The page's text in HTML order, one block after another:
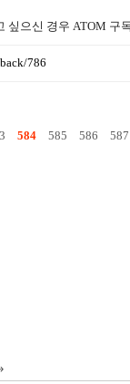
싶으신 경우 ATOM 구
786
584 585 586 587